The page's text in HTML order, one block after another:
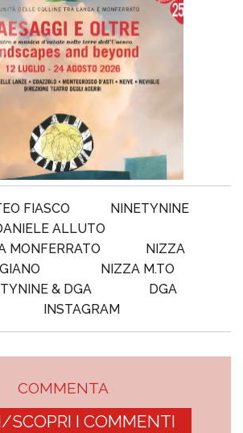
FIASCO
NINETYNINE
ALLUTO
MONFERRATO
NIZZA
NIZZA M.TO
& DGA
DGA
INSTAGRAM
COMMENTA
SCOPRI I COMMENTI